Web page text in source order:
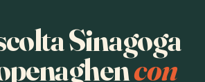
Sinagoga
con